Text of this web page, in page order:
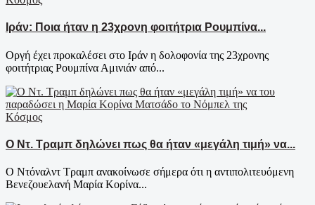
Ιράν: Ποια ήταν η 23χρονη φοιτήτρια Ρουμπίνα...
Oργή έχει προκαλέσει στο Ιράν η δολοφονία της 23χρονης
φοιτήτριας Ρουμπίνα Αμινιάν από...
Κόσμος
Ο Ντ. Τραμπ δηλώνει πως θα ήταν «μεγάλη τιμή» να...
Ο Ντόναλντ Τραμπ ανακοίνωσε σήμερα ότι η αντιπολιτευόμενη
Βενεζουελανή Μαρία Κορίνα...